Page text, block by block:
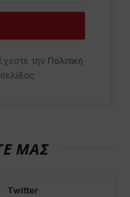
την Πολιτική
ΜΑΣ
Twitter